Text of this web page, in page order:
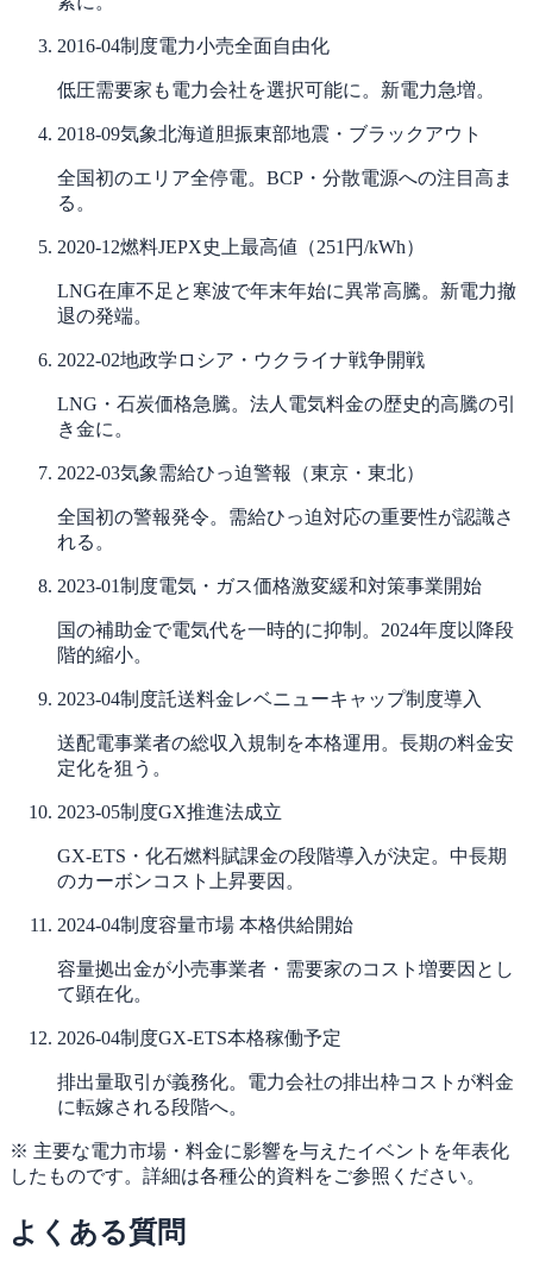
2016-04制度電力小売全面自由化
低圧需要家も電力会社を選択可能に。新電力急増。
2018-09気象北海道胆振東部地震・ブラックアウト
全国初のエリア全停電。BCP・分散電源への注目高ま
る。
2020-12燃料JEPX史上最高値（251円/kWh）
LNG在庫不足と寒波で年末年始に異常高騰。新電力撤
退の発端。
2022-02地政学 ロシア・ウクライナ戦争開戦
LNG・石炭価格急騰。法人電気料金の歴史的高騰の引
き金に。
2022-03気象需給ひっ迫警報（東京・東北）
全国初の警報発令。需給ひっ迫対応の重要性が認識さ
れる。
2023-01制度電気・ガス価格激変緩和対策事業開始
国の補助金で電気代を一時的に抑制。2024年度以降段
階的縮小。
2023-04制度託送料金レベニューキャップ制度導入
送配電事業者の総収入規制を本格運用。長期の料金安
定化を狙う。
2023-05制度GX推進法成立
GX-ETS・化石燃料賦課金の段階導入が決定。中長期
のカーボンコスト上昇要因。
2024-04制度容量市場 本格供給開始
容量拠出金が小売事業者・需要家のコスト増要因とし
て顕在化。
2026-04制度GX-ETS本格稼働予定
排出量取引が義務化。電力会社の排出枠コストが料金
に転嫁される段階へ。
※ 主要な電力市場・料金に影響を与えたイベントを年表化
したものです。詳細は各種公的資料をご参照ください。
よくある質問